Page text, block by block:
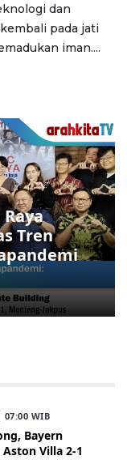
dan
pada jati
iman....
Tren
WIB
Bayern
Villa 2-1